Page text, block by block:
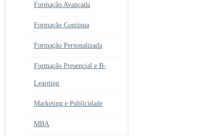
Formação Avançada
Formação Contínua
Formação Personalizada
Formação Presencial e B-
Learning
Marketing e Publicidade
MBA